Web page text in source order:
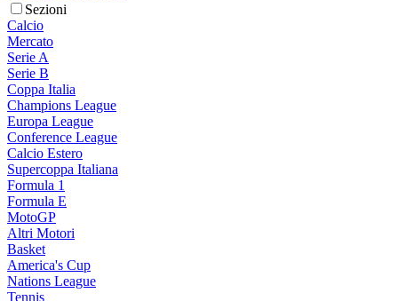
Sezioni
Calcio
Mercato
Serie A
Serie B
Coppa Italia
Champions League
Europa League
Conference League
Calcio Estero
Supercoppa Italiana
Formula 1
Formula E
MotoGP
Altri Motori
Basket
America's Cup
Nations League
Tennis